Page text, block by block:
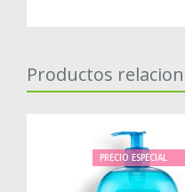
Productos
PRECIO ESPECIAL